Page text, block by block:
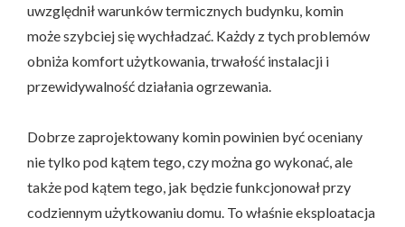
uwzględnił warunków termicznych budynku, komin
może szybciej się wychładzać. Każdy z tych problemów
obniża komfort użytkowania, trwałość instalacji i
przewidywalność działania ogrzewania.
Dobrze zaprojektowany komin powinien być oceniany
nie tylko pod kątem tego, czy można go wykonać, ale
także pod kątem tego, jak będzie funkcjonował przy
codziennym użytkowaniu domu. To właśnie eksploatacja